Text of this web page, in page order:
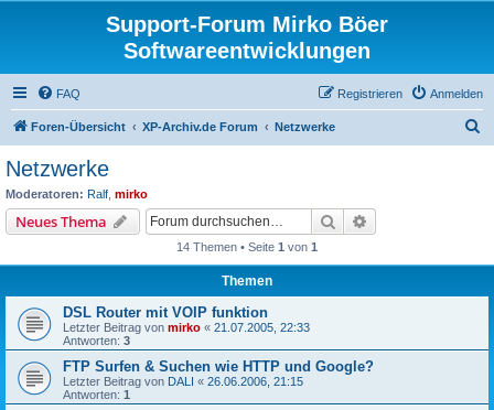
Support-Forum Mirko Böer
Softwareentwicklungen
FAQ Anmelden
Registrieren
Foren-Übersicht XP-Archiv.de Forum Netzwerke
Netzwerke
Moderatoren: Ralf mirko
Neues Thema Suche
14 Themen • Seite 1 von 1
Themen
DSL Router mit VOIP funktion
Letzter Beitrag von mirko « 21.07.2005, 22:33
Antworten: 3
FTP Surfen & Suchen wie HTTP und Google?
Letzter Beitrag von DALI « 26.06.2006, 21:15
Antworten: 1